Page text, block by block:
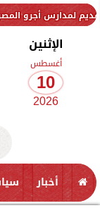
الإيطالية
الإثنين
أغسطس
10
2026
أخبار